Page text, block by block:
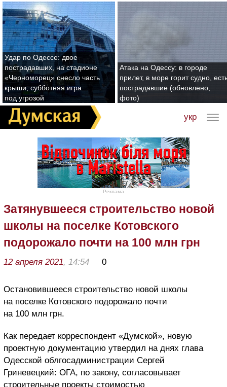
Удар по Одессе: двое
пострадавших, на стадионе
«Черноморец» снесло часть
крыши, субботняя игра
под угрозой
Атака на Одессу: в городе
прилет, в море горит судно,
пострадавшие (обновлено,
фото)
укр
Реклама
Затянувшееся строительство новой
школы на поселке Котовского
подорожало почти на 100 млн грн
12 апреля 2021, 14:54 0
Остановившееся строительство новой школы
на поселке Котовского подорожало почти
на 100 млн грн.
Как передает корреспондент «Думской», новую
проектную документацию утвердил на днях глава
Одесской облгосадминистрации Сергей
Гриневецкий: ОГА, по закону, согласовывает
строительные проекты стоимостью